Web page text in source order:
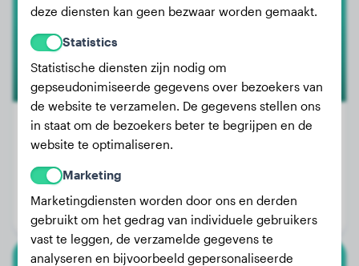
Gewicht:
Leeftijd:
Geslacht:
deze diensten kan geen bezwaar worden gemaakt.
Statistics
Statistische diensten zijn nodig om
gepseudonimiseerde gegevens over bezoekers van
de website te verzamelen. De gegevens stellen ons
in staat om de bezoekers beter te begrijpen en de
website te optimaliseren.
Marketing
Marketingdiensten worden door ons en derden
gebruikt om het gedrag van individuele gebruikers
vast te leggen, de verzamelde gegevens te
analyseren en bijvoorbeeld gepersonaliseerde